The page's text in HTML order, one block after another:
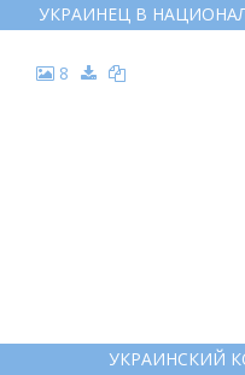
УКРАИНЕЦ В
8
УКРАИНСКИЙ